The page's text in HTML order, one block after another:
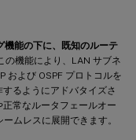
機能の下に、既知のルーテ
の機能により、LAN サブネ
および OSPF プロトコルを
るようにアドバタイズさ
常なルータフェールオー
ムレスに展開できます。